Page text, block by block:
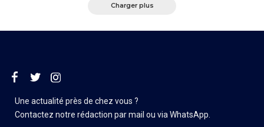
Charger plus
Une actualité près de chez vous ?
Contactez notre rédaction par mail ou via WhatsApp.